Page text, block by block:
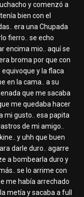
y comenzó a
bien con el
era una Chupada
fierro.. se echo
encima mio.. aquí se
broma por que con
y la flaca
en la cama.. a su
que me sacaba
me quedaba hacer
mi gusto.. esa papita
de mi amigo..
y uhh que buen
darle duro.. agarre
a bombearla duro y
se lo arrime con
me había arrechado
metía y sacaba a full